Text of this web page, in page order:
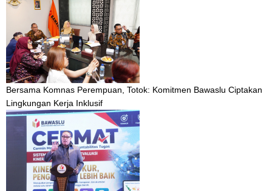
Bersama Komnas Perempuan, Totok: Komitmen Bawaslu Ciptakan
Lingkungan Kerja Inklusif